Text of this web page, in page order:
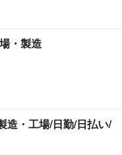
・製造
造・工場/日勤/日払い/